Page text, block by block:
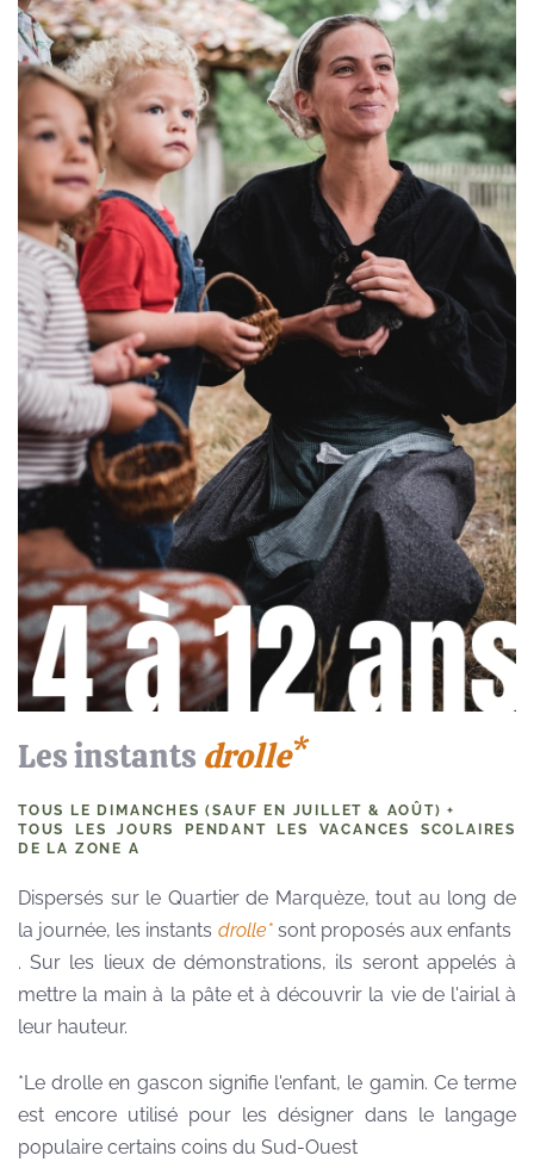
Les instants drolle*
TOUS LE DIMANCHES (SAUF EN JUILLET & AOÛT) +
TOUS LES JOURS PENDANT LES VACANCES SCOLAIRES
DE LA ZONE A
Dispersés sur le Quartier de Marquèze, tout au long de
la journée, les instants drolle*sont proposés aux enfants
. Sur les lieux de démonstrations, ils seront appelés à
mettre la main à la pâte et à découvrir la vie de l'airial à
leur hauteur.
*Le drolle en gascon signifie l'enfant, le gamin. Ce terme
est encore utilisé pour les désigner dans le langage
populaire certains coins du Sud-Ouest